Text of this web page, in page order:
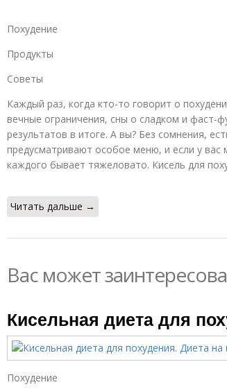
Похудение
Продукты
Советы
Каждый раз, когда кто-то говорит о
вечные ограничения, сны о сладком и фаст-
результатов в итоге. А вы? Без сомнения,
предусматривают особое меню, и если у
каждого бывает тяжеловато. Кисель для
Читать дальше →
Вас может
Кисельная диета для
Похудение